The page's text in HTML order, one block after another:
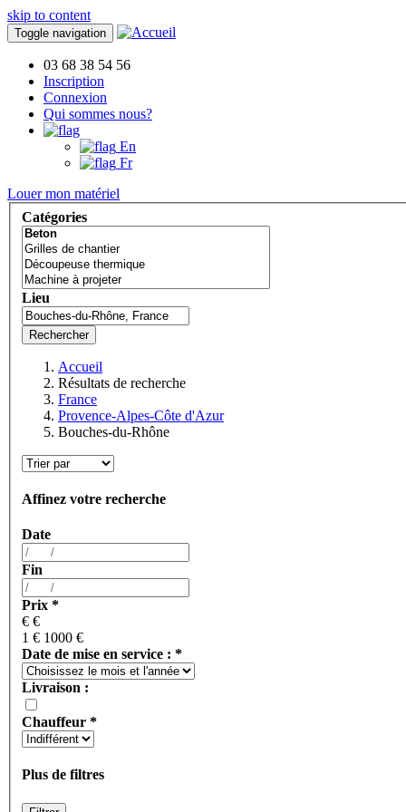
skip to content
Toggle navigation
03 68 38 54 56
Inscription
Connexion
Qui sommes nous?
En
Fr
Louer mon matériel
Catégories
Lieu
Rechercher
Accueil
Résultats de recherche
France
Provence-Alpes-Côte d'Azur
Bouches-du-Rhône
Affinez votre recherche
Date
Fin
Prix *
€ €
1 € 1000 €
Date de mise en service : *
Livraison :
Chauffeur *
Plus de filtres